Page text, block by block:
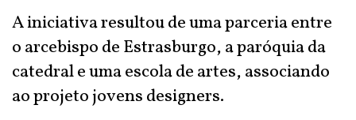
A iniciativa resultou de uma parceria entre
o arcebispo de Estrasburgo, a paróquia da
catedral e uma escola de artes, associando
ao projeto jovens designers.